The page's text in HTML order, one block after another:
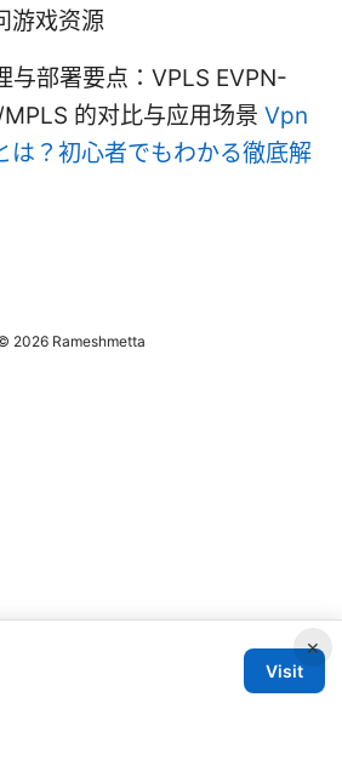
游戏资源
与部署要点：VPLS EVPN-
的对比与应用场景 Vpn
は？初心者でもわかる徹底解
×
Visit
2026 Rameshmetta